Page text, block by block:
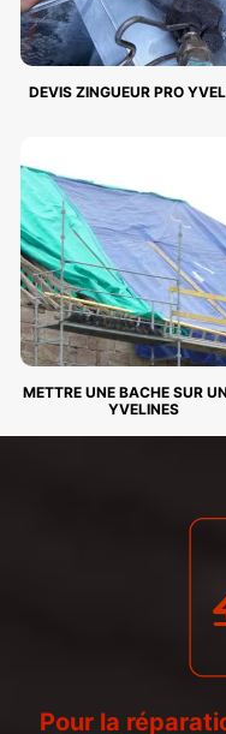
DEVIS ZINGUEUR PRO
METTRE UNE BACHE SUR
YVELINES
Pour la